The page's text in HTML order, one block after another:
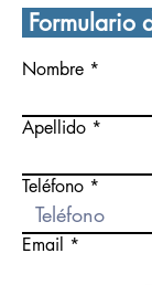
Formulario
Nombre
Apellido
Teléfono
Email